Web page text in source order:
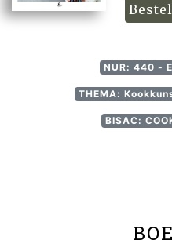
Bestel
NUR: 440 -
THEMA:
BISAC: